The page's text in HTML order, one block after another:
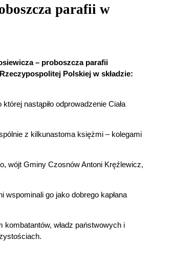
parafii w
– proboszcza parafii
Polskiej w składzie:
nastąpiło odprowadzenie Ciała
z kilkunastoma księżmi – kolegami
wójt Gminy Czosnów Antoni Kręźlewicz,
wspominali go jako dobrego kapłana
kombatantów, władz państwowych i